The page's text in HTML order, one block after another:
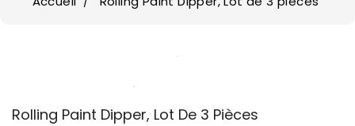
Rolling Paint Dipper, Lot De 3 Pièces